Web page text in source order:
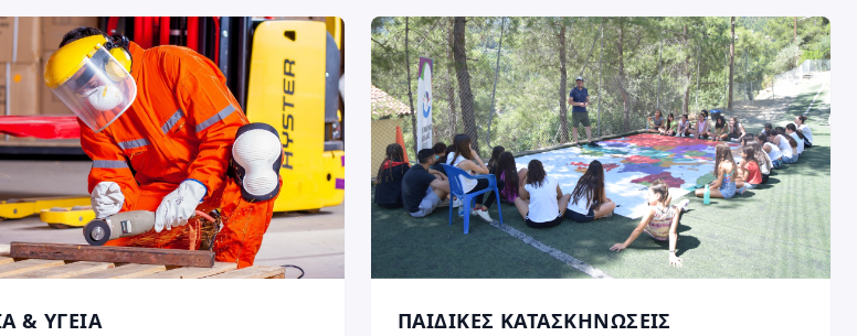
& ΥΓΕΙΑ ΠΑΙΔΙΚΕΣ ΚΑΤΑΣΚΗΝΩΣΕΙΣ